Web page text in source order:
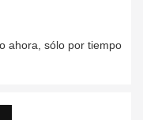
ahora, sólo por tiempo